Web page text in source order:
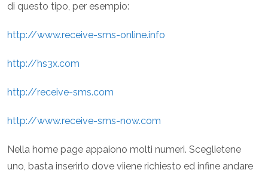
di questo tipo, per esempio:
http://www.receive-sms-online.info
http://hs3x.com
http://receive-sms.com
http://www.receive-sms-now.com
Nella home page appaiono molti numeri. Sceglietene
uno, basta inserirlo dove viiene richiesto ed infine andare